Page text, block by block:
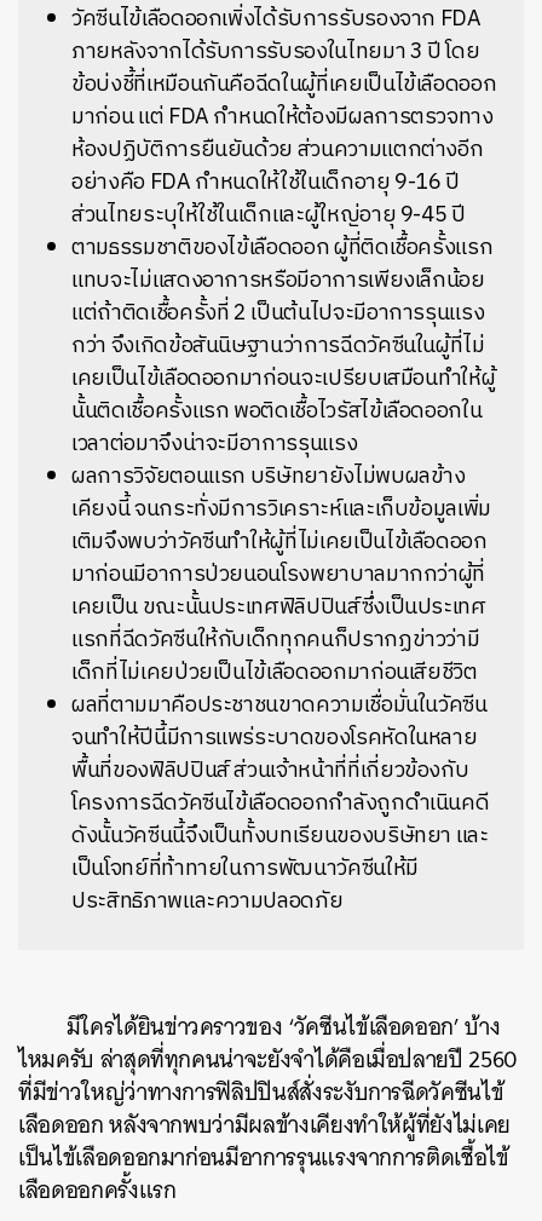
วัคซีนไข้เลือดออกเพิ่งได้รับการรับรองจาก FDA
ภายหลังจากได้รับการรับรองในไทยมา 3 ปี โดย
ข้อบ่งชี้ที่เหมือนกันคือฉีดในผู้ที่เคยเป็นไข้เลือดออก
มาก่อน แต่ FDA กำหนดให้ต้องมีผลการตรวจทาง
ห้องปฏิบัติการยืนยันด้วย ส่วนความแตกต่างอีก
อย่างคือ FDA กำหนดให้ใช้ในเด็กอายุ 9-16 ปี
ส่วนไทยระบุให้ใช้ในเด็กและผู้ใหญ่อายุ 9-45 ปี
ตามธรรมชาติของไข้เลือดออก ผู้ที่ติดเชื้อครั้งแรก
แทบจะไม่แสดงอาการหรือมีอาการเพียงเล็กน้อย
แต่ถ้าติดเชื้อครั้งที่ 2 เป็นต้นไปจะมีอาการรุนแรง
กว่า จึงเกิดข้อสันนิษฐานว่าการฉีดวัคซีนในผู้ที่ไม่
เคยเป็นไข้เลือดออกมาก่อนจะเปรียบเสมือนทำให้ผู้
นั้นติดเชื้อครั้งแรก พอติดเชื้อไวรัสไข้เลือดออกใน
เวลาต่อมาจึงน่าจะมีอาการรุนแรง
ผลการวิจัยตอนแรก บริษัทยายังไม่พบผลข้าง
เคียงนี้ จนกระทั่งมีการวิเคราะห์และเก็บข้อมูลเพิ่ม
เติมจึงพบว่าวัคซีนทำให้ผู้ที่ไม่เคยเป็นไข้เลือดออก
มาก่อนมีอาการป่วยนอนโรงพยาบาลมากกว่าผู้ที่
เคยเป็น ขณะนั้นประเทศฟิลิปปินส์ซึ่งเป็นประเทศ
แรกที่ฉีดวัคซีนให้กับเด็กทุกคนก็ปรากฏข่าวว่ามี
เด็กที่ไม่เคยป่วยเป็นไข้เลือดออกมาก่อนเสียชีวิต
ผลที่ตามมาคือประชาชนขาดความเชื่อมั่นในวัคซีน
จนทำให้ปีนี้มีการแพร่ระบาดของโรคหัดในหลาย
พื้นที่ของฟิลิปปินส์ ส่วนเจ้าหน้าที่ที่เกี่ยวข้องกับ
โครงการฉีดวัคซีนไข้เลือดออกกำลังถูกดำเนินคดี
ดังนั้นวัคซีนนี้จึงเป็นทั้งบทเรียนของบริษัทยา และ
เป็นโจทย์ที่ท้าทายในการพัฒนาวัคซีนให้มี
ประสิทธิภาพและความปลอดภัย
มีใครได้ยินข่าวคราวของ ‘วัคซีนไข้เลือดออก’ บ้าง
ไหมครับ ล่าสุดที่ทุกคนน่าจะยังจำได้คือเมื่อปลายปี 2560
ที่มีข่าวใหญ่ว่าทางการฟิลิปปินส์สั่งระงับการฉีดวัคซีนไข้
เลือดออก หลังจากพบว่ามีผลข้างเคียงทำให้ผู้ที่ยังไม่เคย
เป็นไข้เลือดออกมาก่อนมีอาการรุนแรงจากการติดเชื้อไข้
เลือดออกครั้งแรก